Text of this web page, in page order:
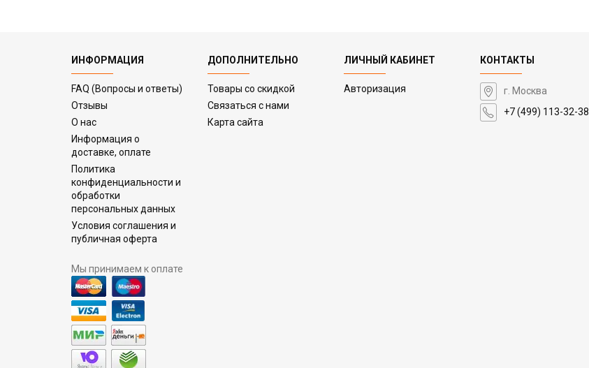
ИНФОРМАЦИЯ
FAQ (Вопросы и ответы)
Отзывы
О нас
Информация о
доставке, оплате
Политика
конфиденциальности и
обработки
персональных данных
Условия соглашения и
публичная оферта
Мы принимаем к оплате
ДОПОЛНИТЕЛЬНО
Товары со скидкой
Связаться с нами
Карта сайта
ЛИЧНЫЙ КАБИНЕТ
Авторизация
КОНТАКТЫ
г. Москва
+7 (499) 113-32-38